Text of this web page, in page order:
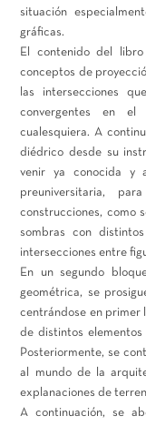
situación
gráficas.
El contenido del
conceptos de
las intersecciones
convergentes en
cualesquiera. A
diédrico desde su
venir ya conocida y
preuniversitaria,
construcciones, como
sombras con
intersecciones entre
En un segundo
geométrica, se
centrándose en primer
de distintos
Posteriormente, se
al mundo de la
explanaciones de
A continuación, se